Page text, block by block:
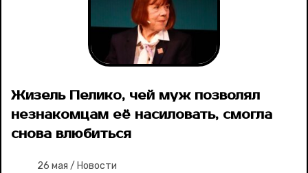
Жизель Пелико, чей муж позволял
незнакомцам её насиловать, смогла
снова влюбиться
26 мая / Новости